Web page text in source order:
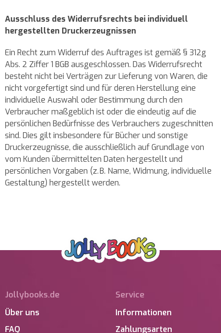
Ausschluss des Widerrufsrechts bei individuell
hergestellten Druckerzeugnissen
Ein Recht zum Widerruf des Auftrages ist gemäß § 312g
Abs. 2 Ziffer 1 BGB ausgeschlossen. Das Widerrufsrecht
besteht nicht bei Verträgen zur Lieferung von Waren, die
nicht vorgefertigt sind und für deren Herstellung eine
individuelle Auswahl oder Bestimmung durch den
Verbraucher maßgeblich ist oder die eindeutig auf die
persönlichen Bedürfnisse des Verbrauchers zugeschnitten
sind. Dies gilt insbesondere für Bücher und sonstige
Druckerzeugnisse, die ausschließlich auf Grundlage von
vom Kunden übermittelten Daten hergestellt und
persönlichen Vorgaben (z. B. Name, Widmung, individuelle
Gestaltung) hergestellt werden.
Jollybooks.de
Über uns
FAQ
Service
Informationen
Zahlungsarten